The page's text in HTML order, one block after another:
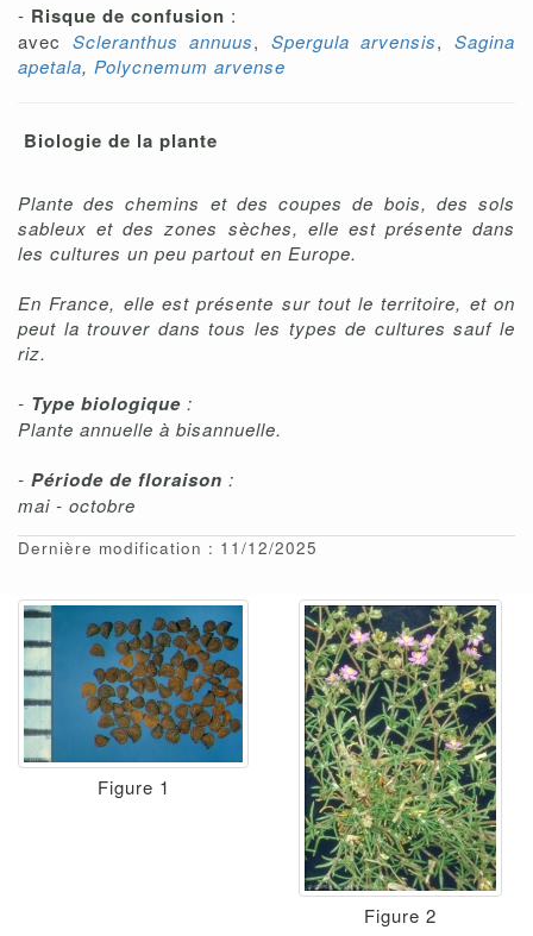
- Risque de confusion :
avec Scleranthus annuus, Spergula arvensis,Sagina
apetala, Polycnemum arvense
Biologie de la plante
Plante des chemins et des coupes de bois, des sols
sableux et des zones sèches, elle est présente dans
les cultures un peu partout en Europe.
En France, elle est présente sur tout le territoire, et on
peut la trouver dans tous les types de cultures sauf le
riz.
- Type biologique :
Plante annuelle à bisannuelle.
- Période de floraison :
mai - octobre
Dernière modification : 11/12/2025
Figure 1
Figure 2